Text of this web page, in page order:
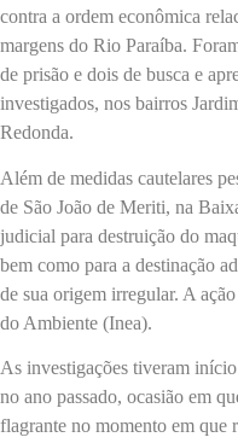
contra a ordem econômica
margens do Rio Paraíba.
de prisão e dois de busca e
investigados, nos bairros
Redonda.
Além de medidas cautelares
de São João de Meriti, na
judicial para destruição do
bem como para a destinação
de sua origem irregular. A
do Ambiente (Inea).
As investigações tiveram
no ano passado, ocasião em
flagrante no momento em que